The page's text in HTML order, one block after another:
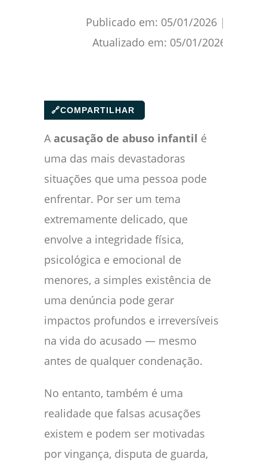
Publicado em: 05/01/2026 |
Atualizado em: 05/01/2026
🔗COMPARTILHAR
Aacusação de abuso infantil é
uma das mais devastadoras
situações que uma pessoa pode
enfrentar. Por ser um tema
extremamente delicado, que
envolve a integridade física,
psicológica e emocional de
menores, a simples existência de
uma denúncia pode gerar
impactos profundos e irreversíveis
na vida do acusado — mesmo
antes de qualquer condenação.
No entanto, também é uma
realidade que falsas acusações
existem e podem ser motivadas
por vingança, disputa de guarda,